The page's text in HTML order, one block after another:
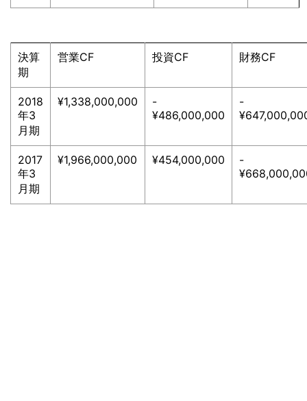
決算
期
営業CF 投資CF 財務CF
2018
年3
月期
¥1,338,000,000
-
¥486,000,000
-
2017
年3
月期
¥1,966,000,000 ¥454,000,000
-